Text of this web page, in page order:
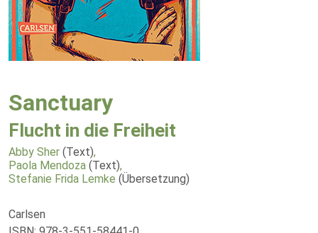
Sanctuary
Flucht in die Freiheit
Abby Sher (Text),
Paola Mendoza (Text),
Stefanie Frida Lemke (Übersetzung)
Carlsen